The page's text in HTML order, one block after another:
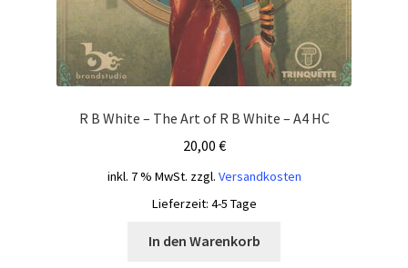
R B White – The Art of R B White – A4 HC
20,00 €
inkl. 7 % MwSt. zzgl. Versandkosten
Lieferzeit: 4-5 Tage
In den Warenkorb